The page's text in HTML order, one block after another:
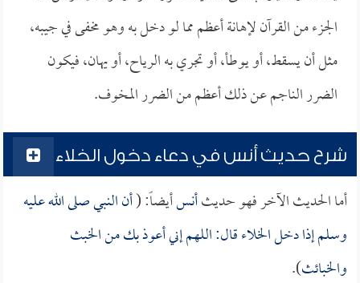
الجزء من القرآن لإهانة أعظم مما لو دخل به وهو مخفى في جيبه،
مثل أن يسقط، أو يوطأ، أو تجري به الرياح، أو يهان، فيكون
الضرر الناجم عن ذلك أعظم من الضرر المخوف.
شرح حديث أنس في دعاء دخول الخلاء
أما الحديث الآخر فهو حديثأنسأيضاً: (أن النبي صلى الله عليه
وسلم إذا دخل الخلاء قال: اللهم إني أعوذ بك من الخبث
والخبائث).